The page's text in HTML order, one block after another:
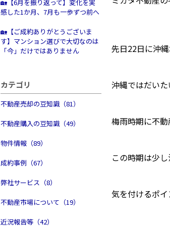
🏡【6月を振り返って】変化を実
感した1か月、7月も一歩ずつ前へ
🏡【ご成約ありがとうございま
す】マンション選びで大切なのは
「今」だけではありません
カテゴリ
不動産売却の豆知識（81）
不動産購入の豆知識（49）
物件情報（89）
成約事例（67）
弊社サービス（8）
不動産市場について（19）
近況報告等（42）
先日22日に沖
沖縄ではだいた
梅雨時期に不動
この時期は少
気を付けるポ